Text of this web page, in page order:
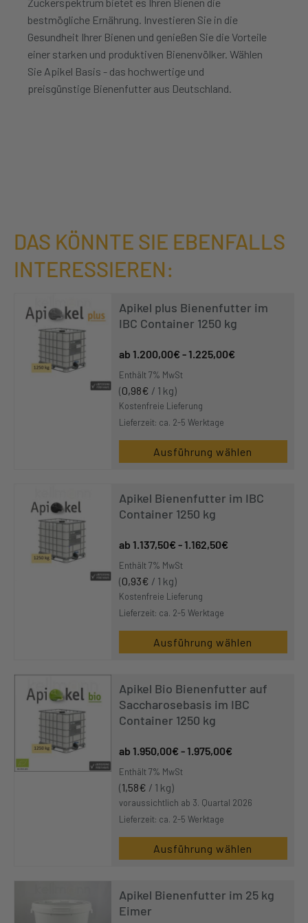
bestmögliche Ernährung. Investieren Sie in die
Gesundheit Ihrer Bienen und genießen Sie die Vorteile
einer starken und produktiven Bienenvölker. Wählen
Sie Apikel Basis - das hochwertige und
preisgünstige Bienenfutter aus Deutschland.
DAS KÖNNTE SIE EBENFALLS
INTERESSIEREN:
Apikel plus Bienenfutter im
IBC Container 1250 kg
1.200,00€ -1.225,00€
Enthält 7% MwSt
(0,98€ / 1 kg)
Kostenfreie Lieferung
Lieferzeit: ca. 2-5 Werktage
Ausführung wählen
Apikel Bienenfutter im IBC
Container 1250 kg
1.137,50€ -1.162,50€
Enthält 7% MwSt
(0,93€ / 1 kg)
Kostenfreie Lieferung
Lieferzeit: ca. 2-5 Werktage
Ausführung wählen
Apikel Bio Bienenfutter auf
Saccharosebasis im IBC
Container 1250 kg
1.950,00€ -1.975,00€
Enthält 7% MwSt
(1,58€ / 1 kg)
voraussichtlich ab 3. Quartal 2026
Lieferzeit: ca. 2-5 Werktage
Ausführung wählen
Apikel Bienenfutter im 25 kg
Eimer